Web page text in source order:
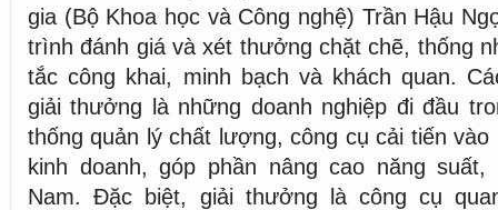
gia (Bộ Khoa học và Công nghệ) Trần Hậu
trình đánh giá và xét thưởng chặt chẽ, thống
tắc công khai, minh bạch và khách quan.
giải thưởng là những doanh nghiệp đi đầu
thống quản lý chất lượng, công cụ cải tiến vào
kinh doanh, góp phần nâng cao năng
Nam. Đặc biệt, giải thưởng là công cụ